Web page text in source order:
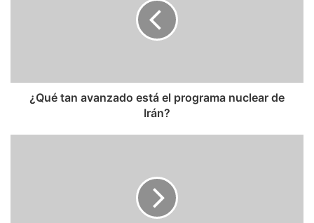
Irán?
¿Qué tan avanzado está el programa nuclear de
Irán?